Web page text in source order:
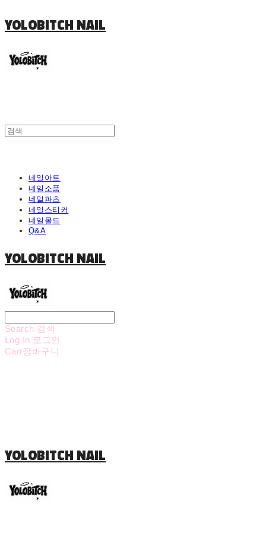
YOLOBITCH NAIL
네일아트
네일소품
네일파츠
네일스티커
네일몰드
Q&A
YOLOBITCH NAIL
Search 검색
Log In 로그인
Cart장바구니
YOLOBITCH NAIL